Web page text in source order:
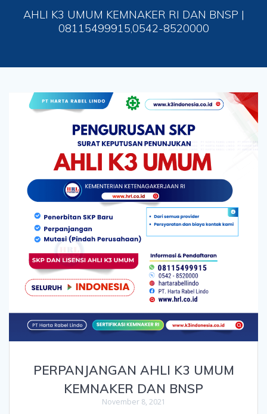
AHLI K3 UMUM KEMNAKER RI DAN BNSP |
08115499915,0542-8520000
PERPANJANGAN AHLI K3 UMUM
KEMNAKER DAN BNSP
November 8, 2021